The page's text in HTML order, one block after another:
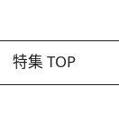
特集 TOP